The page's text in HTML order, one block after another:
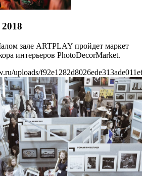
зале ARTPLAY пройдет маркет
интерьеров PhotoDecorMarket.
uploads/